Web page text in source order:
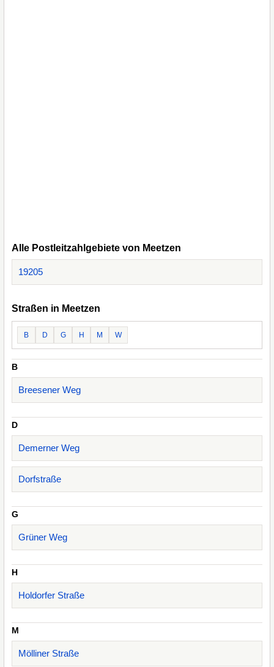
Alle Postleitzahlgebiete von Meetzen
19205
Straßen in Meetzen
B D G H M W
B
Breesener Weg
D
Demerner Weg
Dorfstraße
G
Grüner Weg
H
Holdorfer Straße
M
Mölliner Straße